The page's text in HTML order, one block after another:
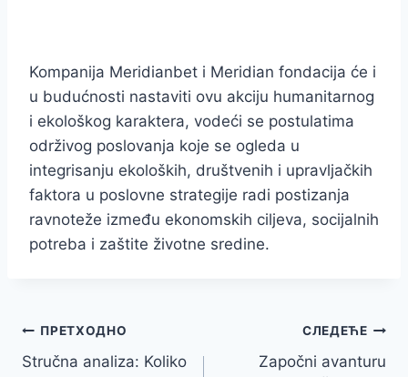
Kompanija Meridianbet i Meridian fondacija će i
u budućnosti nastaviti ovu akciju humanitarnog
i ekološkog karaktera, vodeći se postulatima
održivog poslovanja koje se ogleda u
integrisanju ekoloških, društvenih i upravljačkih
faktora u poslovne strategije radi postizanja
ravnoteže između ekonomskih ciljeva, socijalnih
potreba i zaštite životne sredine.
Кретање
ПРЕТХОДНО
Stručna analiza: Koliko
СЛЕДЕЋЕ
Započni avanturu